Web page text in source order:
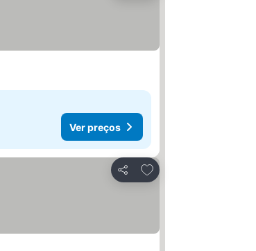
Ver preços
Partilhar
Adicionar aos favoritos